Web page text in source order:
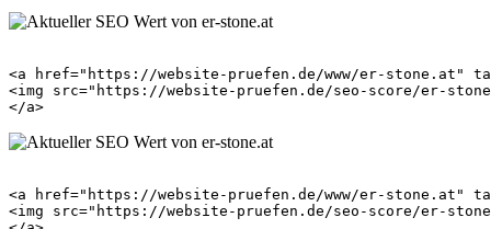
<a href="https://website-pruefen.de/www/er-stone.at"
<img src="https://website-pruefen.de/seo-score/er-
<a href="https://website-pruefen.de/www/er-stone.at"
<img src="https://website-pruefen.de/seo-score/er-